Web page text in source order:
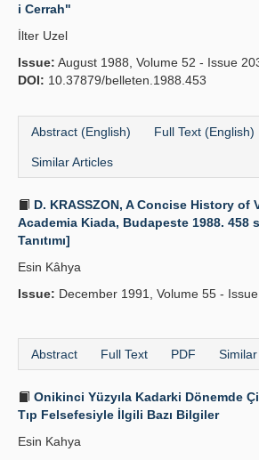
i Cerrah"
İlter Uzel
Issue: August 1988, Volume 52 - Issue
DOI: 10.37879/belleten.1988.453
Abstract (English) Full Text (English)
Similar Articles
D. KRASSZON, A Concise History of
Academia Kiada, Budapeste 1988. 458
Tanıtımı]
Esin Kâhya
Issue: December 1991, Volume 55 -
Abstract Full Text PDF
Onikinci Yüzyıla Kadarki Dönemde
Tıp Felsefesiyle İlgili Bazı Bilgiler
Esin Kahya